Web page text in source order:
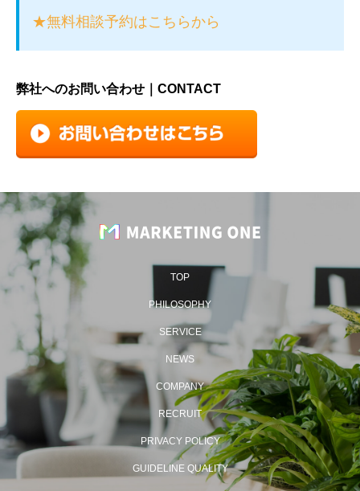
★無料相談予約はこちらから
弊社へのお問い合わせ｜CONTACT
TOP
PHILOSOPHY
SERVICE
NEWS
COMPANY
RECRUIT
PRIVACY POLICY
GUIDELINE QUALITY